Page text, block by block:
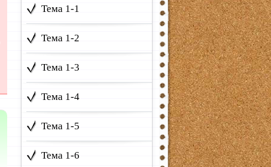
Тема 1-1
Тема 1-2
Тема 1-3
Тема 1-4
Тема 1-5
Тема 1-6